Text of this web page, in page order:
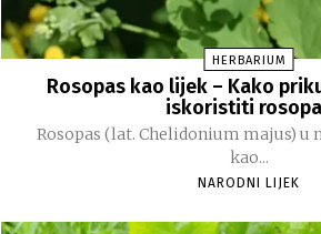
HERBARIUM
Rosopas kao lijek – Kako
iskoristiti
Rosopas (lat. Chelidonium majus) u
kao...
NARODNI LIJEK